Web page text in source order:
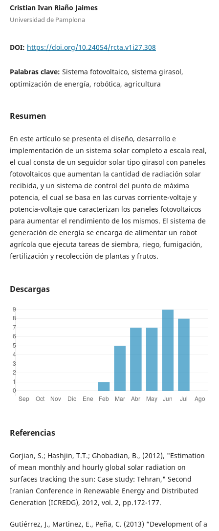
Cristian Ivan Riaño Jaimes
Universidad de Pamplona
DOI: https://doi.org/10.24054/rcta.v1i27.308
Palabras clave: Sistema fotovoltaico, sistema girasol,
optimización de energía, robótica, agricultura
Resumen
En este artículo se presenta el diseño, desarrollo e
implementación de un sistema solar completo a escala real,
el cual consta de un seguidor solar tipo girasol con paneles
fotovoltaicos que aumentan la cantidad de radiación solar
recibida, y un sistema de control del punto de máxima
potencia, el cual se basa en las curvas corriente-voltaje y
potencia-voltaje que caracterizan los paneles fotovoltaicos
para aumentar el rendimiento de los mismos. El sistema de
generación de energía se encarga de alimentar un robot
agrícola que ejecuta tareas de siembra, riego, fumigación,
fertilización y recolección de plantas y frutos.
Descargas
Referencias
Gorjian, S.; Hashjin, T.T.; Ghobadian, B., (2012), "Estimation
of mean monthly and hourly global solar radiation on
surfaces tracking the sun: Case study: Tehran," Second
Iranian Conference in Renewable Energy and Distributed
Generation (ICREDG), 2012, vol. 2, pp.172-177.
Gutiérrez, J., Martinez, E., Peña, C. (2013) “Development of a